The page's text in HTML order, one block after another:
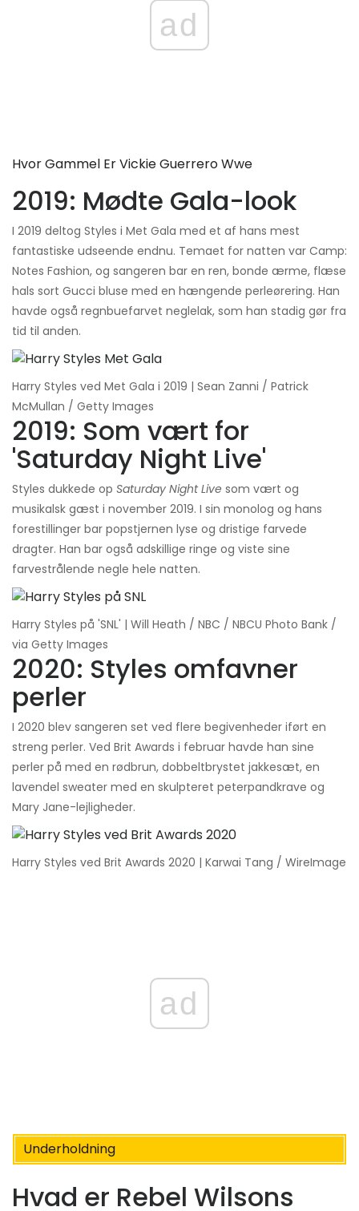
ad
Hvor Gammel Er Vickie Guerrero Wwe
2019: Mødte Gala-look
I 2019 deltog Styles i Met Gala med et af hans mest
fantastiske udseende endnu. Temaet for natten var Camp:
Notes Fashion, og sangeren bar en ren, bonde ærme, flæse
hals sort Gucci bluse med en hængende perleørering. Han
havde også regnbuefarvet neglelak, som han stadig gør fra
tid til anden.
Harry Styles ved Met Gala i 2019 | Sean Zanni / Patrick
McMullan / Getty Images
2019: Som vært for
'Saturday Night Live'
Styles dukkede op Saturday Night Live som vært og
musikalsk gæst i november 2019. I sin monolog og hans
forestillinger bar popstjernen lyse og dristige farvede
dragter. Han bar også adskillige ringe og viste sine
farvestrålende negle hele natten.
Harry Styles på 'SNL' | Will Heath / NBC / NBCU Photo Bank /
via Getty Images
2020: Styles omfavner
perler
I 2020 blev sangeren set ved flere begivenheder iført en
streng perler. Ved Brit Awards i februar havde han sine
perler på med en rødbrun, dobbeltbrystet jakkesæt, en
lavendel sweater med en skulpteret peterpandkrave og
Mary Jane-lejligheder.
Harry Styles ved Brit Awards 2020 | Karwai Tang / WireImage
ad
Underholdning
Hvad er Rebel Wilsons